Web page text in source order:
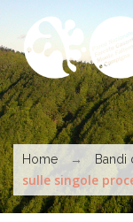
You
Home → Bandi
sulle singole